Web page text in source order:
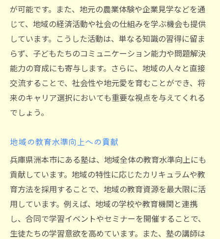
が可能です。また、地元の農業体験や企業見学などを通
じて、地域の経済活動や社会の仕組みを学ぶ機会も提供
しています。こうした活動は、単なる知識の習得に留ま
らず、子どもたちのコミュニケーション能力や問題解決
能力の育成にも寄与します。さらに、地域の人々と直接
交流することで、社会性や地元愛を育むことができ、将
来のキャリア選択においても重要な視点を与えてくれる
でしょう。
地域の教育水準向上への貢献
兵庫県洲本市にある塾は、地域全体の教育水準向上にも
貢献しています。地域の特性に応じたカリキュラムや教
育方法を採用することで、地域の教育資源を最大限に活
用しています。例えば、地域の学校や教育機関と連携
し、合同で学習イベントやセミナーを開催することで、
生徒たちの学習意欲を高めています。また、塾の講師は